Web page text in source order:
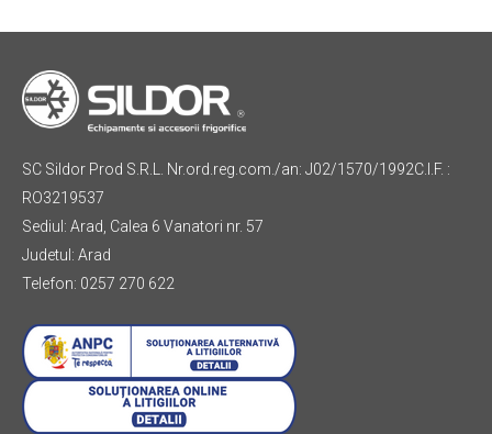
SC Sildor Prod S.R.L. Nr.ord.reg.com./an: J02/1570/1992C.I.F. :
RO3219537
Sediul: Arad, Calea 6 Vanatori nr. 57
Judetul: Arad
Telefon: 0257 270 622